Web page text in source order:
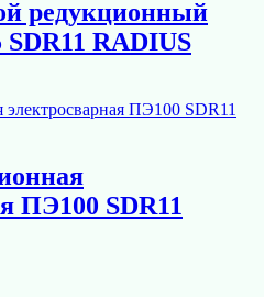
редукционный
SDR11 RADIUS
ПЭ100 SDR11